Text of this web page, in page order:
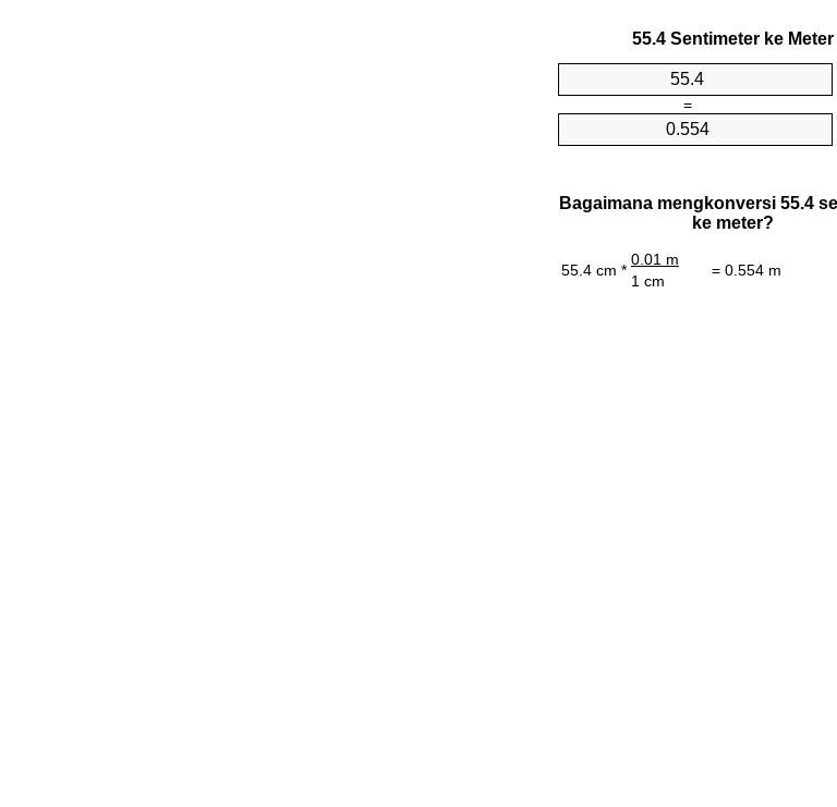
55.4 Sentimeter ke Meter
=
Bagaimana mengkonversi 55.4
ke meter?
55.4 cm *
0.01 m
= 0.554 m
1 cm